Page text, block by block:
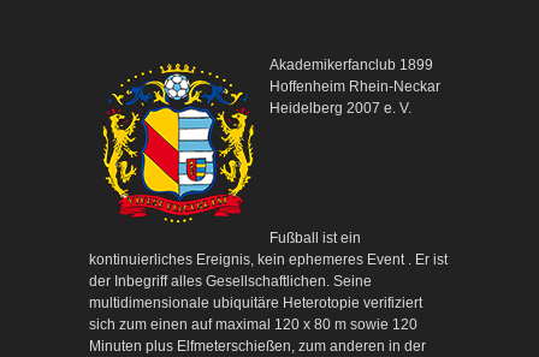
Akademikerfanclub 1899
Hoffenheim Rhein-Neckar
Heidelberg 2007 e. V.
Fußball ist ein
kontinuierliches Ereignis, kein ephemeres Event . Er ist
der Inbegriff alles Gesellschaftlichen. Seine
multidimensionale ubiquitäre Heterotopie verifiziert
sich zum einen auf maximal 120 x 80 m sowie 120
Minuten plus Elfmeterschießen, zum anderen in der